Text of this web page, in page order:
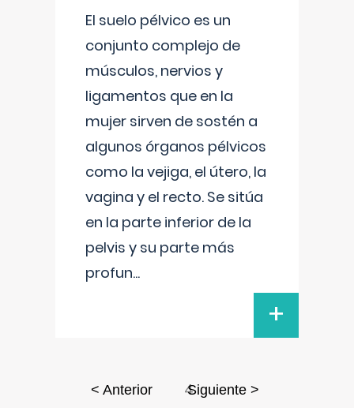
El suelo pélvico es un
conjunto complejo de
músculos, nervios y
ligamentos que en la
mujer sirven de sostén a
algunos órganos pélvicos
como la vejiga, el útero, la
vagina y el recto. Se sitúa
en la parte inferior de la
pelvis y su parte más
profun...
+
< Anterior 4
Siguiente >